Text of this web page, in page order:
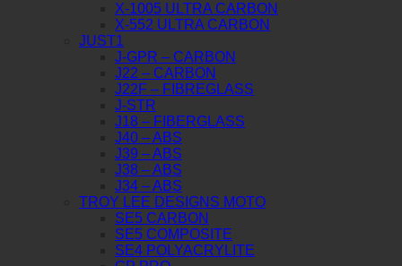
X-1005 ULTRA CARBON
X-552 ULTRA CARBON
JUST1
J-GPR – CARBON
J22 – CARBON
J22F – FIBREGLASS
J-STR
J18 – FIBERGLASS
J40 – ABS
J39 – ABS
J38 – ABS
J34 – ABS
TROY LEE DESIGNS MOTO
SE5 CARBON
SE5 COMPOSITE
SE4 POLYACRYLITE